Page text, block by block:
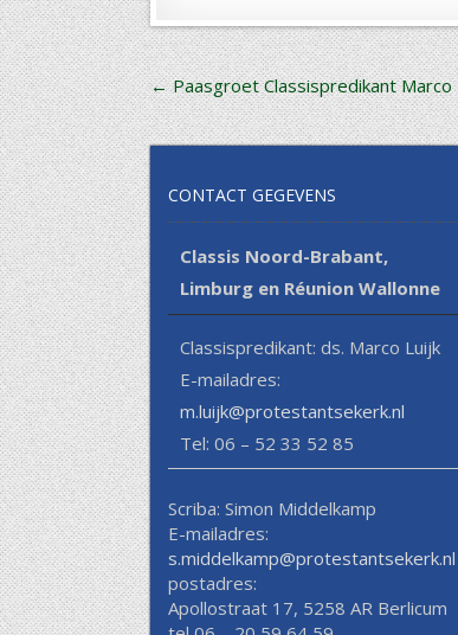
Bericht
navigatie
← Paasgroet Classispredikant Marco
CONTACT GEGEVENS
Classis Noord-Brabant,
Limburg en Réunion Wallonne
Classispredikant: ds. Marco Luijk
E-mailadres:
m.luijk@protestantsekerk.nl
Tel: 06 – 52 33 52 85
Scriba: Simon Middelkamp
E-mailadres:
s.middelkamp@protestantsekerk.nl
postadres:
Apollostraat 17, 5258 AR Berlicum